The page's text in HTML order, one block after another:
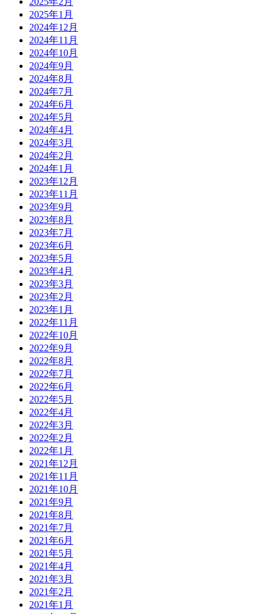
2025年1月
2024年12月
2024年11月
2024年10月
2024年9月
2024年8月
2024年7月
2024年6月
2024年5月
2024年4月
2024年3月
2024年2月
2024年1月
2023年12月
2023年11月
2023年9月
2023年8月
2023年7月
2023年6月
2023年5月
2023年4月
2023年3月
2023年2月
2023年1月
2022年11月
2022年10月
2022年9月
2022年8月
2022年7月
2022年6月
2022年5月
2022年4月
2022年3月
2022年2月
2022年1月
2021年12月
2021年11月
2021年10月
2021年9月
2021年8月
2021年7月
2021年6月
2021年5月
2021年4月
2021年3月
2021年2月
2021年1月